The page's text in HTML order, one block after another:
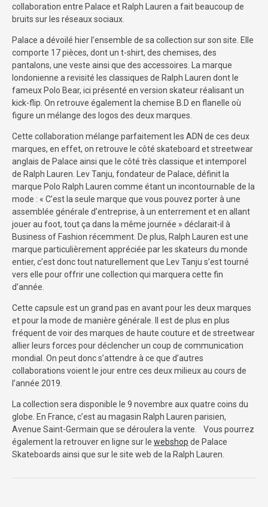
collaboration entre Palace et Ralph Lauren a fait beaucoup de
bruits sur les réseaux sociaux.
Palace a dévoilé hier l’ensemble de sa collection sur son site. Elle
comporte 17 pièces, dont un t-shirt, des chemises, des
pantalons, une veste ainsi que des accessoires. La marque
londonienne a revisité les classiques de Ralph Lauren dont le
fameux Polo Bear, ici présenté en version skateur réalisant un
kick-flip. On retrouve également la chemise B.D en flanelle où
figure un mélange des logos des deux marques.
Cette collaboration mélange parfaitement les ADN de ces deux
marques, en effet, on retrouve le côté skateboard et streetwear
anglais de Palace ainsi que le côté très classique et intemporel
de Ralph Lauren. Lev Tanju, fondateur de Palace, définit la
marque Polo Ralph Lauren comme étant un incontournable de la
mode : « C’est la seule marque que vous pouvez porter à une
assemblée générale d’entreprise, à un enterrement et en allant
jouer au foot, tout ça dans la même journée » déclarait-il à
Business of Fashion récemment. De plus, Ralph Lauren est une
marque particulièrement appréciée par les skateurs du monde
entier, c’est donc tout naturellement que Lev Tanju s’est tourné
vers elle pour offrir une collection qui marquera cette fin
d’année.
Cette capsule est un grand pas en avant pour les deux marques
et pour la mode de manière générale. Il est de plus en plus
fréquent de voir des marques de haute couture et de streetwear
allier leurs forces pour déclencher un coup de communication
mondial. On peut donc s’attendre à ce que d’autres
collaborations voient le jour entre ces deux milieux au cours de
l’année 2019.
La collection sera disponible le 9 novembre aux quatre coins du
globe. En France, c’est au magasin Ralph Lauren parisien,
Avenue Saint-Germain que se déroulera la vente. Vous pourrez
également la retrouver en ligne sur le webshop de Palace
Skateboards ainsi que sur le site web de la Ralph Lauren.